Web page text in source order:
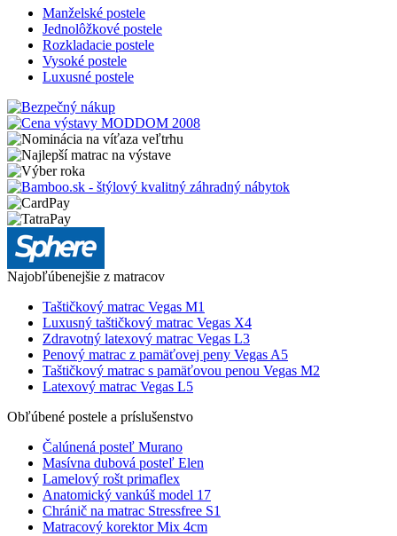
Manželské postele
Jednolôžkové postele
Rozkladacie postele
Vysoké postele
Luxusné postele
Najobľúbenejšie z matracov
Taštičkový matrac Vegas M1
Luxusný taštičkový matrac Vegas X4
Zdravotný latexový matrac Vegas L3
Penový matrac z pamäťovej peny Vegas A5
Taštičkový matrac s pamäťovou penou Vegas M2
Latexový matrac Vegas L5
Obľúbené postele a príslušenstvo
Čalúnená posteľ Murano
Masívna dubová posteľ Elen
Lamelový rošt primaflex
Anatomický vankúš model 17
Chránič na matrac Stressfree S1
Matracový korektor Mix 4cm